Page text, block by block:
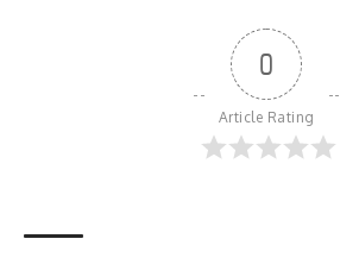
0
Article Rating